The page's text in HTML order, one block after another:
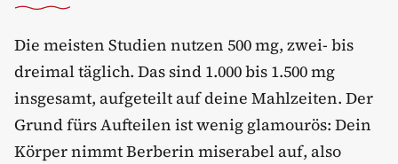
Die meisten Studien nutzen 500 mg, zwei- bis
dreimal täglich. Das sind 1.000 bis 1.500 mg
insgesamt, aufgeteilt auf deine Mahlzeiten. Der
Grund fürs Aufteilen ist wenig glamourös: Dein
Körper nimmt Berberin miserabel auf, also